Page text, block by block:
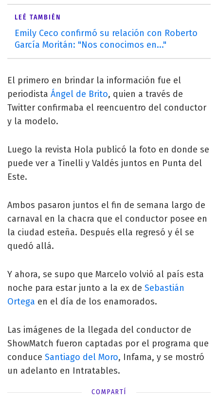
LEÉ TAMBIÉN
Emily Ceco confirmó su relación con Roberto
García Moritán: "Nos conocimos en..."
El primero en brindar la información fue el
periodista Ángel de Brito, quien a través de
Twitter confirmaba el reencuentro del conductor
y la modelo.
Luego la revista Hola publicó la foto en donde se
puede ver a Tinelli y Valdés juntos en Punta del
Este.
Ambos pasaron juntos el fin de semana largo de
carnaval en la chacra que el conductor posee en
la ciudad esteña. Después ella regresó y él se
quedó allá.
Y ahora, se supo que Marcelo volvió al país esta
noche para estar junto a la ex de Sebastián
Ortega en el día de los enamorados.
Las imágenes de la llegada del conductor de
ShowMatch fueron captadas por el programa que
conduce Santiago del Moro, Infama, y se mostró
un adelanto en Intratables.
COMPARTÍ